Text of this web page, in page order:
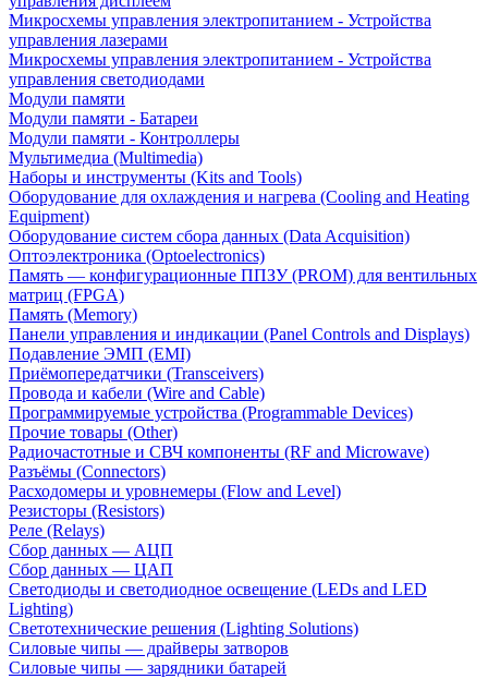
Микросхемы управления электропитанием - Устройства
управления лазерами
Микросхемы управления электропитанием - Устройства
управления светодиодами
Модули памяти
Модули памяти - Батареи
Модули памяти - Контроллеры
Мультимедиа (Multimedia)
Наборы и инструменты (Kits and Tools)
Оборудование для охлаждения и нагрева (Cooling and Heating
Equipment)
Оборудование систем сбора данных (Data Acquisition)
Оптоэлектроника (Optoelectronics)
Память — конфигурационные ППЗУ (PROM) для вентильных
матриц (FPGA)
Память (Memory)
Панели управления и индикации (Panel Controls and Displays)
Подавление ЭМП (EMI)
Приёмопередатчики (Transceivers)
Провода и кабели (Wire and Cable)
Программируемые устройства (Programmable Devices)
Прочие товары (Other)
Радиочастотные и СВЧ компоненты (RF and Microwave)
Разъёмы (Connectors)
Расходомеры и уровнемеры (Flow and Level)
Резисторы (Resistors)
Реле (Relays)
Сбор данных — АЦП
Сбор данных — ЦАП
Светодиоды и светодиодное освещение (LEDs and LED
Lighting)
Светотехнические решения (Lighting Solutions)
Силовые чипы — драйверы затворов
Силовые чипы — зарядники батарей